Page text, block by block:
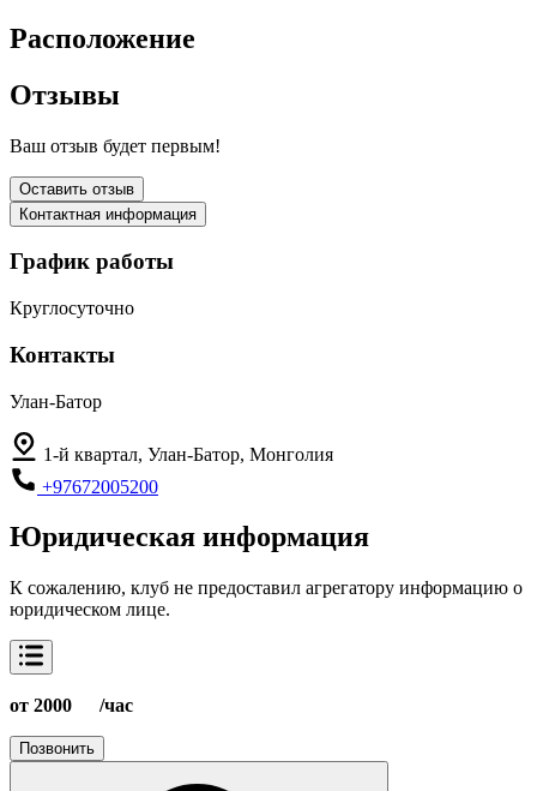
Расположение
Отзывы
Ваш отзыв будет первым!
Оставить отзыв
Контактная информация
График работы
Круглосуточно
Контакты
Улан-Батор
1-й квартал, Улан-Батор, Монголия
+97672005200
Юридическая информация
К сожалению, клуб не предоставил агрегатору информацию о
юридическом лице.
от 2000 /час
Позвонить